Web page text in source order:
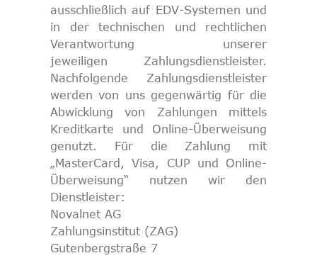
ausschließlich auf EDV-Systemen und
in der technischen und rechtlichen
Verantwortung unserer
jeweiligen Zahlungsdienstleister.
Nachfolgende Zahlungsdienstleister
werden von uns gegenwärtig für die
Abwicklung von Zahlungen mittels
Kreditkarte und Online-Überweisung
genutzt. Für die Zahlung mit
„MasterCard, Visa, CUP und Online-
Überweisung“ nutzen wir den
Dienstleister:
Novalnet AG
Zahlungsinstitut (ZAG)
Gutenbergstraße 7